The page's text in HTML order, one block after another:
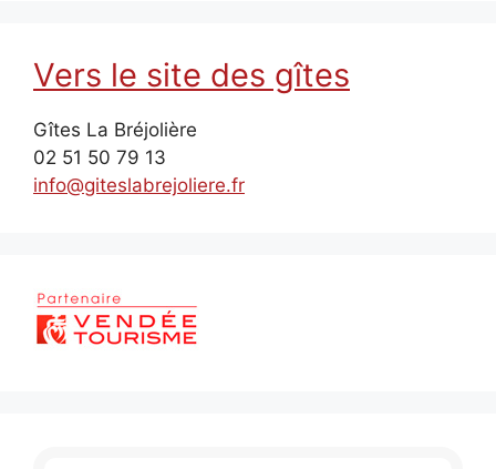
Vers le site des gîtes
Gîtes La Bréjolière
02 51 50 79 13
info@giteslabrejoliere.fr